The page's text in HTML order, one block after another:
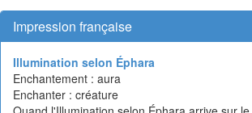
Impression française
Illumination selon Éphara
Enchantement : aura
Enchanter : créature